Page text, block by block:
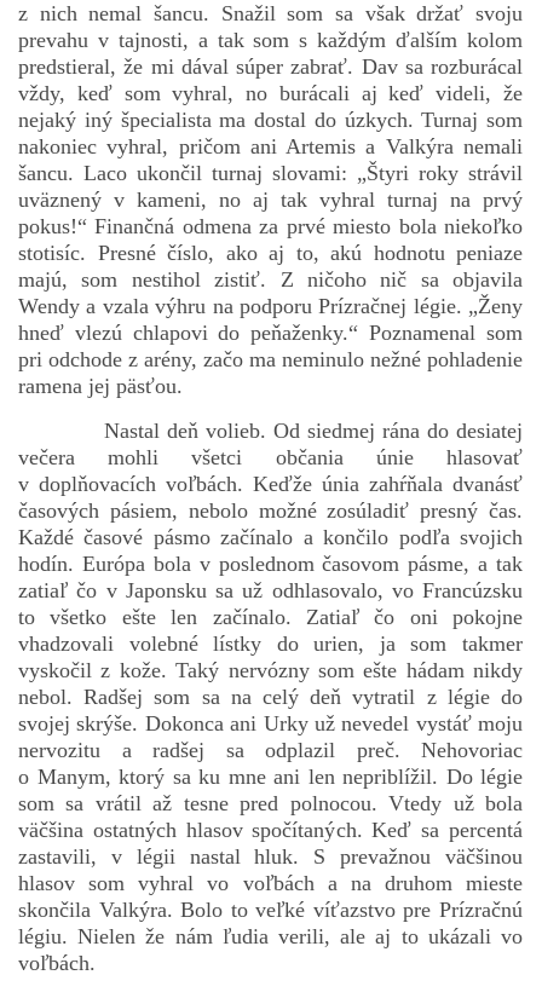
z nich nemal šancu. Snažil som sa však držať svoju
prevahu v tajnosti, a tak som s každým ďalším kolom
predstieral, že mi dával súper zabrať. Dav sa rozburácal
vždy, keď som vyhral, no burácali aj keď videli, že
nejaký iný špecialista ma dostal do úzkych. Turnaj som
nakoniec vyhral, pričom ani Artemis a Valkýra nemali
šancu. Laco ukončil turnaj slovami: „Štyri roky strávil
uväznený v kameni, no aj tak vyhral turnaj na prvý
pokus!“ Finančná odmena za prvé miesto bola niekoľko
stotisíc. Presné číslo, ako aj to, akú hodnotu peniaze
majú, som nestihol zistiť. Z ničoho nič sa objavila
Wendy a vzala výhru na podporu Prízračnej légie. „Ženy
hneď vlezú chlapovi do peňaženky.“ Poznamenal som
pri odchode z arény, začo ma neminulo nežné pohladenie
ramena jej päsťou.
Nastal deň volieb. Od siedmej rána do desiatej
večera mohli všetci občania únie hlasovať
v doplňovacích voľbách. Keďže únia zahŕňala dvanásť
časových pásiem, nebolo možné zosúladiť presný čas.
Každé časové pásmo začínalo a končilo podľa svojich
hodín. Európa bola v poslednom časovom pásme, a tak
zatiaľ čo v Japonsku sa už odhlasovalo, vo Francúzsku
to všetko ešte len začínalo. Zatiaľ čo oni pokojne
vhadzovali volebné lístky do urien, ja som takmer
vyskočil z kože. Taký nervózny som ešte hádam nikdy
nebol. Radšej som sa na celý deň vytratil z légie do
svojej skrýše. Dokonca ani Urky už nevedel vystáť moju
nervozitu a radšej sa odplazil preč. Nehovoriac
o Manym, ktorý sa ku mne ani len nepriblížil. Do légie
som sa vrátil až tesne pred polnocou. Vtedy už bola
väčšina ostatných hlasov spočítaných. Keď sa percentá
zastavili, v légii nastal hluk. S prevažnou väčšinou
hlasov som vyhral vo voľbách a na druhom mieste
skončila Valkýra. Bolo to veľké víťazstvo pre Prízračnú
légiu. Nielen že nám ľudia verili, ale aj to ukázali vo
voľbách.